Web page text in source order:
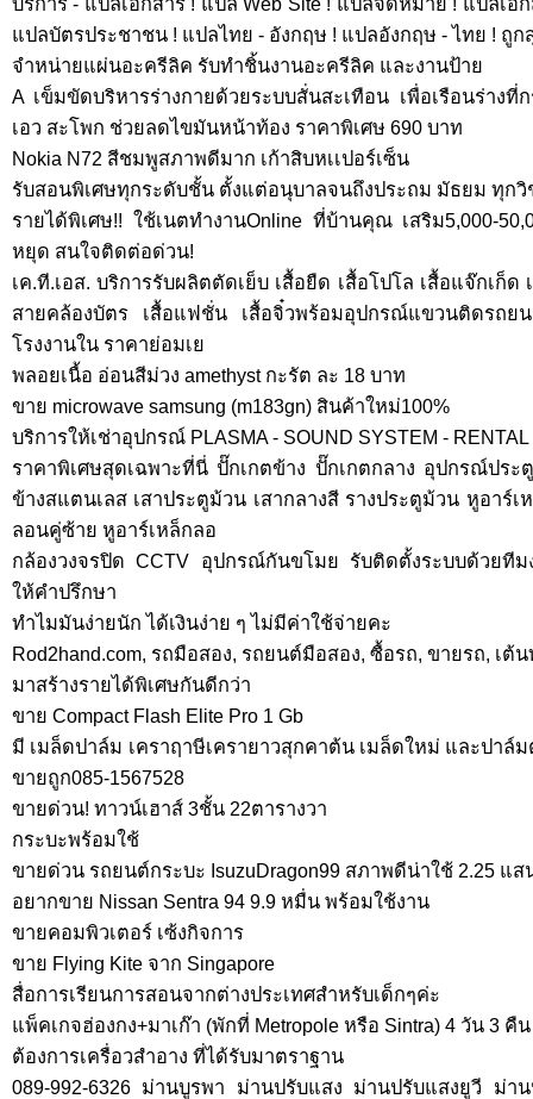
แปลบัตรประชาชน ! แปลไทย - อังกฤษ ! แปลอังกฤษ - ไทย ! ถู
จำหน่ายแผ่นอะครีลิค รับทำชิ้นงานอะครีลิค และงานป้าย
A เข็มขัดบริหารร่างกายด้วยระบบสั่นสะเทือน เพื่อเรือนร่าง
เอว สะโพก ช่วยลดไขมันหน้าท้อง ราคาพิเศษ 690 บาท
Nokia N72 สีชมพูสภาพดีมาก เก้าสิบหเเปอร์เซ็น
รับสอนพิเศษทุกระดับชั้น ตั้งแต่อนุบาลจนถึงประถม มัธยม ทุกวิ
รายได้พิเศษ!! ใช้เนตทำงานOnline ที่บ้านคุณ เสริม5,000-
หยุด สนใจติดต่อด่วน!
เค.ที.เอส. บริการรับผลิตตัดเย็บ เสื้อยืด เสื้อโปโล เสื้อแจ๊กเก็
สายคล้องบัตร เสื้อแฟชั่น เสื้อจิ๋วพร้อมอุปกรณ์แขวนติดรถ
โรงงานใน ราคาย่อมเย
พลอยเนื้อ อ่อนสีม่วง amethyst กะรัต ละ 18 บาท
ขาย microwave samsung (m183gn) สินค้าใหม่100%
บริการให้เช่าอุปกรณ์ PLASMA - SOUND SYSTEM - RENTAL
ราคาพิเศษสุดเฉพาะที่นี่ ปั๊กเกตข้าง ปั๊กเกตกลาง อุปกรณ์ประ
ข้างสแตนเลส เสาประตูม้วน เสากลางสี รางประตูม้วน หูอาร์
ลอนคู่ซ้าย หูอาร์เหล็กลอ
กล้องวงจรปิด CCTV อุปกรณ์กันขโมย รับติดตั้งระบบด้วยที
ให้คำปรึกษา
ทำไมมันง่ายนัก ได้เงินง่าย ๆ ไม่มีค่าใช้จ่ายคะ
Rod2hand.com, รถมือสอง, รถยนต์มือสอง, ซื้อรถ, ขายรถ, เต้
มาสร้างรายได้พิเศษกันดีกว่า
ขาย Compact Flash Elite Pro 1 Gb
มี เมล็ดปาล์ม เคราฤาษีเครายาวสุกคาต้น เมล็ดใหม่ และปา
ขายถูก085-1567528
ขายด่วน! ทาวน์เฮาส์ 3ชั้น 22ตารางวา
กระบะพร้อมใช้
ขายด่วน รถยนต์กระบะ IsuzuDragon99 สภาพดีน่าใช้ 2.25 แส
อยากขาย Nissan Sentra 94 9.9 หมื่น พร้อมใช้งาน
ขายคอมพิวเตอร์ เซ้งกิจการ
ขาย Flying Kite จาก Singapore
สื่อการเรียนการสอนจากต่างประเทศสำหรับเด็กๆค่ะ
แพ็คเกจฮ่องกง+มาเก๊า (พักที่ Metropole หรือ Sintra) 4 วัน 3 คืน
ต้องการเครื่อวสำอาง ที่ได้รับมาตราฐาน
089-992-6326 ม่านบูรพา ม่านปรับแสง ม่านปรับแสงยูวี ม่า